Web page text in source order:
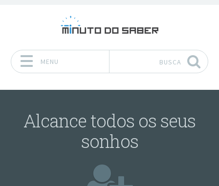
MENU BUSCA
Alcance todos os seus
sonhos